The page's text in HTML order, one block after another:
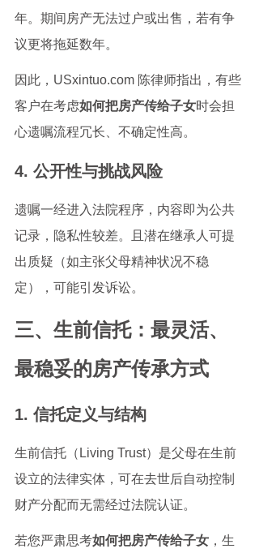
年。期间房产无法过户或出售，若有争
议更将拖延数年。
因此，USxintuo.com 陈律师指出，有些
客户在考虑如何把房产传给子女时会担
心遗嘱流程冗长、不确定性高。
4. 公开性与挑战风险
遗嘱一经进入法院程序，内容即为公共
记录，隐私性较差。且潜在继承人可提
出质疑（如主张父母精神状况不稳
定），可能引发诉讼。
三、生前信托：最灵活、
最稳妥的房产传承方式
1. 信托定义与结构
生前信托（Living Trust）是父母在生前
设立的法律实体，可在去世后自动控制
财产分配而无需经过法院认证。
若您严肃思考如何把房产传给子女 ，生